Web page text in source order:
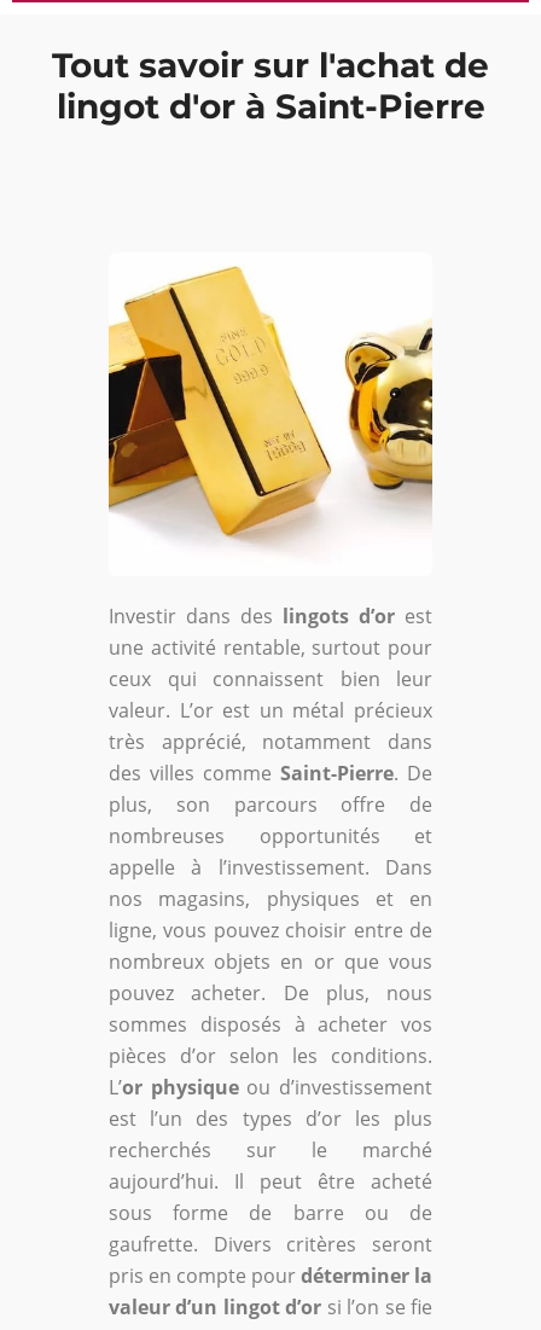
Tout savoir sur l'achat de
lingot d'or à Saint-Pierre
Investir dans des lingots d’or est
une activité rentable, surtout pour
ceux qui connaissent bien leur
valeur. L’or est un métal précieux
très apprécié, notamment dans
des villes comme Saint-Pierre. De
plus, son parcours offre de
nombreuses opportunités et
appelle à l’investissement. Dans
nos magasins, physiques et en
ligne, vous pouvez choisir entre de
nombreux objets en or que vous
pouvez acheter. De plus, nous
sommes disposés à acheter vos
pièces d’or selon les conditions.
L’or physiqueou d’investissement
est l’un des types d’or les plus
recherchés sur le marché
aujourd’hui. Il peut être acheté
sous forme de barre ou de
gaufrette. Divers critères seront
pris en compte pourdéterminer la
valeur d’un lingot d’or si l’on se fie